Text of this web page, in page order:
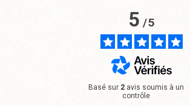
5/5
Basé sur 2 avis soumis à un
contrôle